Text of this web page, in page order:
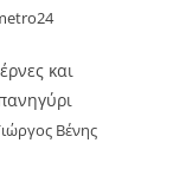
και
Βένης